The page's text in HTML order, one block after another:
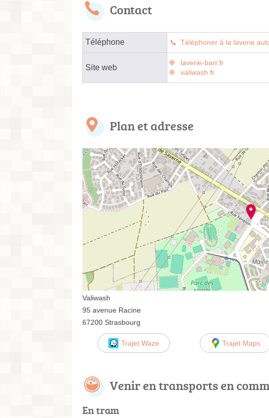
Contact
Téléphone Téléphoner à la laverie
Site web
laverie-barr.fr
valiwash.fr
Plan et adresse
Valiwash
95 avenue Racine
67200 Strasbourg
Trajet Waze Trajet Maps
Venir en transports en
En tram